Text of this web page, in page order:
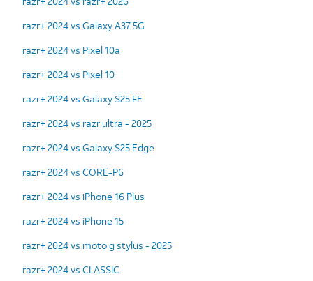
razr+ 2024 vs Galaxy A37 5G
razr+ 2024 vs Pixel 10a
razr+ 2024 vs Pixel 10
razr+ 2024 vs Galaxy S25 FE
razr+ 2024 vs razr ultra - 2025
razr+ 2024 vs Galaxy S25 Edge
razr+ 2024 vs CORE-P6
razr+ 2024 vs iPhone 16 Plus
razr+ 2024 vs iPhone 15
razr+ 2024 vs moto g stylus - 2025
razr+ 2024 vs CLASSIC